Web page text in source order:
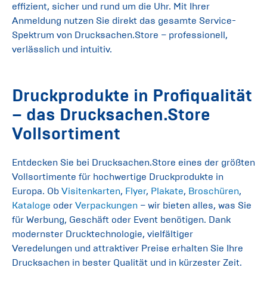
effizient, sicher und rund um die Uhr. Mit Ihrer
Anmeldung nutzen Sie direkt das gesamte Service-
Spektrum von Drucksachen.Store – professionell,
verlässlich und intuitiv.
Druckprodukte in Profiqualität
– das Drucksachen.Store
Vollsortiment
Entdecken Sie bei Drucksachen.Store eines der größten
Vollsortimente für hochwertige Druckprodukte in
Europa. Ob Visitenkarten, Flyer, Plakate, Broschüren,
Kataloge oder Verpackungen – wir bieten alles, was Sie
für Werbung, Geschäft oder Event benötigen. Dank
modernster Drucktechnologie, vielfältiger
Veredelungen und attraktiver Preise erhalten Sie Ihre
Drucksachen in bester Qualität und in kürzester Zeit.